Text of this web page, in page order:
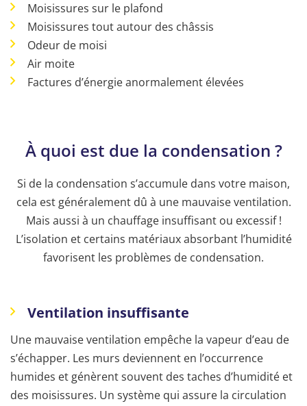
Moisissures sur le plafond
Moisissures tout autour des châssis
Odeur de moisi
Air moite
Factures d’énergie anormalement élevées
À quoi est due la condensation ?
Si de la condensation s’accumule dans votre maison,
cela est généralement dû à une mauvaise ventilation.
Mais aussi à un chauffage insuffisant ou excessif !
L’isolation et certains matériaux absorbant l’humidité
favorisent les problèmes de condensation.
Ventilation insuffisante
Une mauvaise ventilation empêche la vapeur d’eau de
s’échapper. Les murs deviennent en l’occurrence
humides et génèrent souvent des taches d’humidité et
des moisissures. Un système qui assure la circulation